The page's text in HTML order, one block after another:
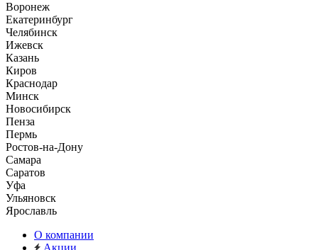
Воронеж
Екатеринбург
Челябинск
Ижевск
Казань
Киров
Краснодар
Минск
Новосибирск
Пенза
Пермь
Ростов-на-Дону
Самара
Саратов
Уфа
Ульяновск
Ярославль
О компании
Акции